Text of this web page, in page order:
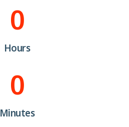
0
Hours
0
Minutes